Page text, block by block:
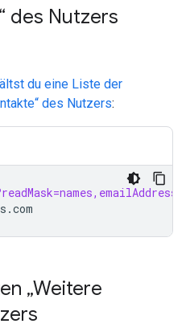
des Nutzers
du eine Liste der
des Nutzers:
„Weitere